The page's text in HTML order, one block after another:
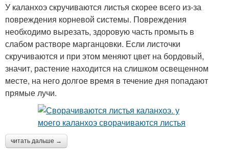
У каланхоэ скручиваются листья скорее всего из-за
повреждения корневой системы. Повреждения
необходимо вырезать, здоровую часть промыть в
слабом растворе марганцовки. Если листочки
скручиваются и при этом меняют цвет на бордовый,
значит, растение находится на слишком освещенном
месте, на него долгое время в течение дня попадают
прямые лучи.
читать дальше →